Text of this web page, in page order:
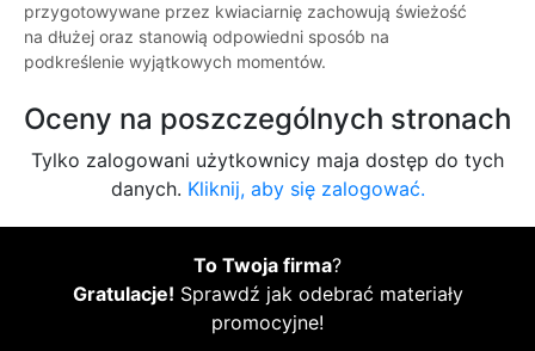
przygotowywane przez kwiaciarnię zachowują świeżość
na dłużej oraz stanowią odpowiedni sposób na
podkreślenie wyjątkowych momentów.
Oceny na poszczególnych stronach
Tylko zalogowani użytkownicy maja dostęp do tych
danych. Kliknij, aby się zalogować.
To Twoja firma?
Gratulacje! Sprawdź jak odebrać materiały
promocyjne!